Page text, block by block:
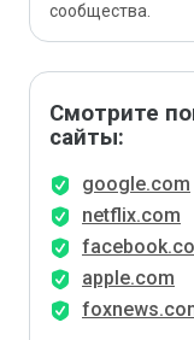
сообщества.
Смотрите
сайты:
google.com
netflix.com
apple.com